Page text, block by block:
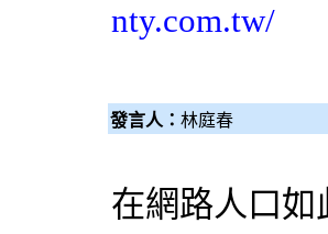
nty.com.tw/
發言人： 林庭春
在網路人口